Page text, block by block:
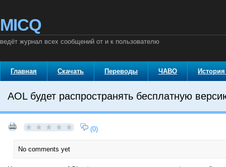
MICQ
ведёт журнал всех сообщений от и к пользователю
Главная Скачать Переводы ЧАВО
AOL будет распространять бесплатную
(0)
No comments yet